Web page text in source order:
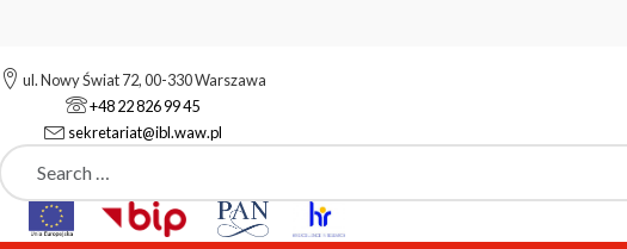
ul. Nowy Świat 72, 00-330 Warszawa
+48 22 826 99 45
sekretariat@ibl.waw.pl
Szukaj
Podstrony